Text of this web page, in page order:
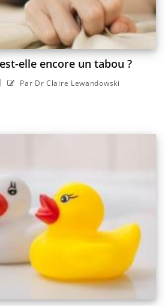
elle encore un tabou ?
| Par Dr Claire Lewandowski